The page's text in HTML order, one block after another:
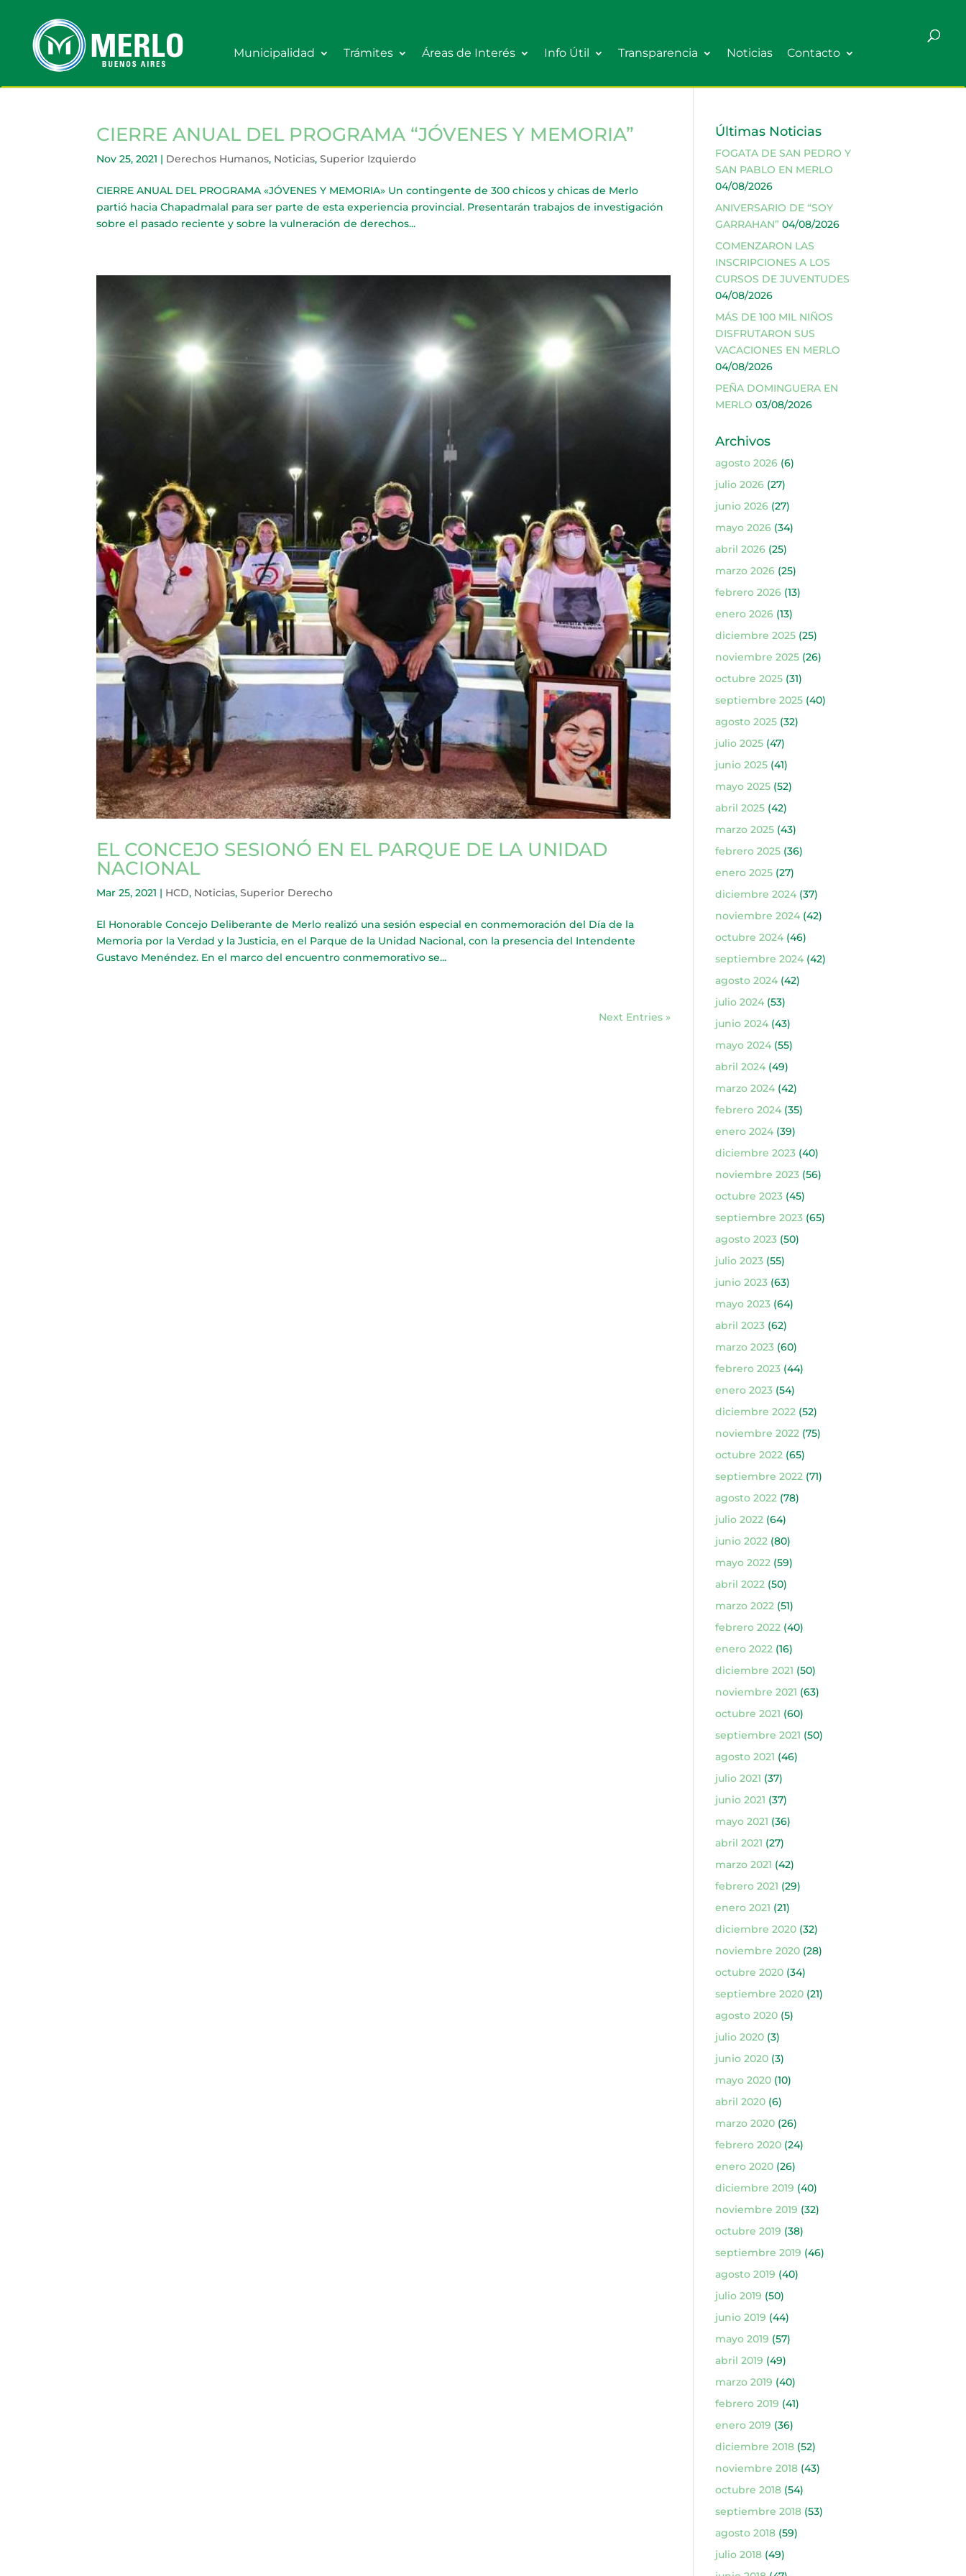
Municipalidad Trámites Áreas de Interés Info Útil Transparencia Noticias Contacto
CIERRE ANUAL DEL PROGRAMA “JÓVENES Y MEMORIA”
Nov 25, 2021 | Derechos Humanos, Noticias,Superior Izquierdo
CIERRE ANUAL DEL PROGRAMA «JÓVENES Y MEMORIA» Un contingente de 300 chicos y chicas de Merlo
partió hacia Chapadmalal para ser parte de esta experiencia provincial. Presentarán trabajos de investigación
sobre el pasado reciente y sobre la vulneración de derechos...
EL CONCEJO SESIONÓ EN EL PARQUE DE LA UNIDAD
NACIONAL
Mar 25, 2021 | HCD, Noticias,Superior Derecho
El Honorable Concejo Deliberante de Merlo realizó una sesión especial en conmemoración del Día de la
Memoria por la Verdad y la Justicia, en el Parque de la Unidad Nacional, con la presencia del Intendente
Gustavo Menéndez. En el marco del encuentro conmemorativo se...
Next Entries »
Últimas Noticias
FOGATA DE SAN PEDRO Y
SAN PABLO EN MERLO
04/08/2026
ANIVERSARIO DE “SOY
GARRAHAN” 04/08/2026
COMENZARON LAS
INSCRIPCIONES A LOS
CURSOS DE JUVENTUDES
04/08/2026
MÁS DE 100 MIL NIÑOS
DISFRUTARON SUS
VACACIONES EN MERLO
04/08/2026
PEÑA DOMINGUERA EN
MERLO 03/08/2026
Archivos
agosto 2026(6)
julio 2026(27)
junio 2026(27)
mayo 2026(34)
abril 2026(25)
marzo 2026(25)
febrero 2026(13)
enero 2026(13)
diciembre 2025(25)
noviembre 2025(26)
octubre 2025(31)
septiembre 2025(40)
agosto 2025(32)
julio 2025(47)
junio 2025(41)
mayo 2025(52)
abril 2025(42)
marzo 2025(43)
febrero 2025(36)
enero 2025(27)
diciembre 2024(37)
noviembre 2024(42)
octubre 2024(46)
septiembre 2024(42)
agosto 2024(42)
julio 2024(53)
junio 2024(43)
mayo 2024(55)
abril 2024(49)
marzo 2024(42)
febrero 2024(35)
enero 2024(39)
diciembre 2023(40)
noviembre 2023(56)
octubre 2023(45)
septiembre 2023(65)
agosto 2023(50)
julio 2023(55)
junio 2023(63)
mayo 2023(64)
abril 2023(62)
marzo 2023(60)
febrero 2023(44)
enero 2023(54)
diciembre 2022(52)
noviembre 2022(75)
octubre 2022(65)
septiembre 2022(71)
agosto 2022(78)
julio 2022(64)
junio 2022(80)
mayo 2022(59)
abril 2022(50)
marzo 2022(51)
febrero 2022(40)
enero 2022(16)
diciembre 2021 (50)
noviembre 2021 (63)
octubre 2021 (60)
septiembre 2021 (50)
agosto 2021 (46)
julio 2021 (37)
junio 2021 (37)
mayo 2021 (36)
abril 2021 (27)
marzo 2021 (42)
febrero 2021 (29)
enero 2021 (21)
diciembre 2020(32)
noviembre 2020(28)
octubre 2020(34)
septiembre 2020(21)
agosto 2020(5)
julio 2020(3)
junio 2020(3)
mayo 2020(10)
abril 2020(6)
marzo 2020(26)
febrero 2020(24)
enero 2020(26)
diciembre 2019 (40)
noviembre 2019 (32)
octubre 2019 (38)
septiembre 2019 (46)
agosto 2019 (40)
julio 2019 (50)
junio 2019 (44)
mayo 2019 (57)
abril 2019 (49)
marzo 2019 (40)
febrero 2019 (41)
enero 2019 (36)
diciembre 2018(52)
noviembre 2018(43)
octubre 2018(54)
septiembre 2018(53)
agosto 2018(59)
julio 2018(49)